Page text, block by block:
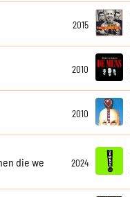
2015
2010
2010
die we
2024